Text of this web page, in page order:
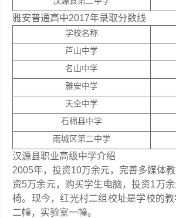
雅安普通高中2017年录取分数线
学校名称
芦山中学
名山中学
雅安中学
天全中学
石棉县中学
雨城区第二中学
汉源县职业高级中学介绍
2005年，投资10万余元，完善多媒体
资5万余元，购买学生电脑，投资1万
椅。现今，红光村二组校址是学校的
二幢，实验室一幢。